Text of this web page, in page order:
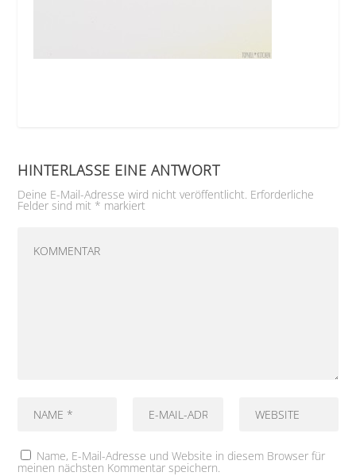
HINTERLASSE EINE ANTWORT
Deine E-Mail-Adresse wird nicht veröffentlicht. Erforderliche
Felder sind mit * markiert
Name, E-Mail-Adresse und Website in diesem Browser für
meinen nächsten Kommentar speichern.